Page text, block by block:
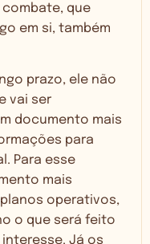
que
em si, também
prazo, ele não
vai ser
documento mais
para
Para esse
mais
operativos,
o que será feito
Já os